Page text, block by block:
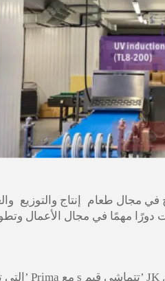
في مجال طعام إنتاج والتوزيع
دورًا مهمًا في مجال الأعمال
’تتماشى قيم s مع Prima ’